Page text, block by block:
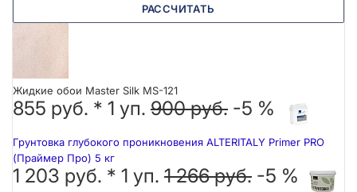
РАССЧИТАТЬ
Жидкие обои Master Silk MS-121
855 руб. * 1 уп. 900 руб. -5 %
Грунтовка глубокого проникновения ALTERITALY Primer PRO
(Праймер Про) 5 кг
1 203 руб. * 1 уп. 1 266 руб. -5 %